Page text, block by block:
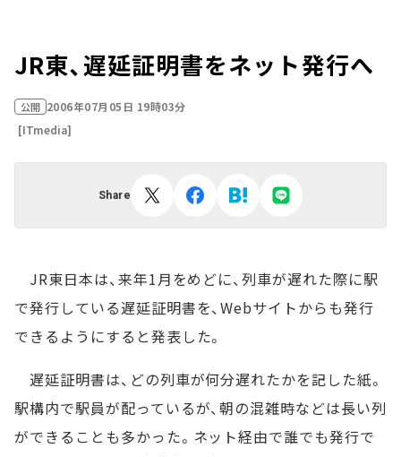
JR東、遅延証明書をネット発行へ
公開 2006年07月05日 19時03分
[ITmedia]
Share
JR東日本は、来年1月をめどに、列車が遅れた際に駅
で発行している遅延証明書を、Webサイトからも発行
できるようにすると発表した。
遅延証明書は、どの列車が何分遅れたかを記した紙。
駅構内で駅員が配っているが、朝の混雑時などは長い列
ができることも多かった。ネット経由で誰でも発行で